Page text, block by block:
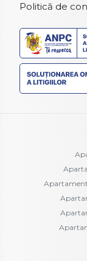
Politică de